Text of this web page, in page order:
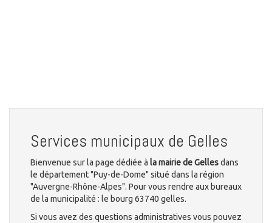
Services municipaux de Gelles
Bienvenue sur la page dédiée à la mairie de Gellesdans
le département "Puy-de-Dome" situé dans la région
"Auvergne-Rhône-Alpes". Pour vous rendre aux bureaux
de la municipalité : le bourg 63740 gelles.
Si vous avez des questions administratives vous pouvez